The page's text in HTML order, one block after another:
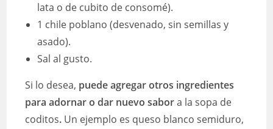
lata o de cubito de consomé).
1 chile poblano (desvenado, sin semillas y
asado).
Sal al gusto.
Si lo desea, puede agregar otros ingredientes
para adornar o dar nuevo sabora la sopa de
coditos. Un ejemplo es queso blanco semiduro,